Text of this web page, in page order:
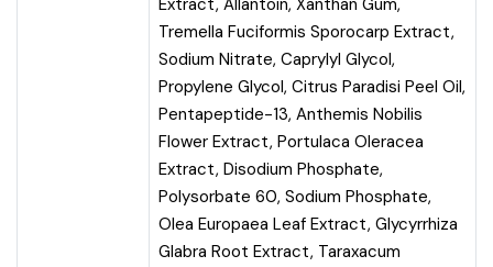
Extract, Allantoin, Xanthan Gum,
Tremella Fuciformis Sporocarp Extract,
Sodium Nitrate, Caprylyl Glycol,
Propylene Glycol, Citrus Paradisi Peel Oil,
Pentapeptide-13, Anthemis Nobilis
Flower Extract, Portulaca Oleracea
Extract, Disodium Phosphate,
Polysorbate 60, Sodium Phosphate,
Olea Europaea Leaf Extract, Glycyrrhiza
Glabra Root Extract, Taraxacum